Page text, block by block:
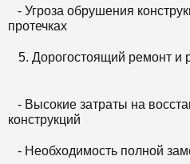
- Угроза обрушения
протечках
Дорогостоящий ремонт и
- Высокие затраты на
конструкций
- Необходимость полной